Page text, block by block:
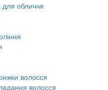
для обличчя
волосся
волосся